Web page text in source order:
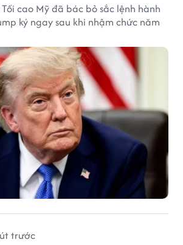
cao Mỹ đã bác bỏ sắc lệnh hành
ký ngay sau khi nhậm chức năm
trước